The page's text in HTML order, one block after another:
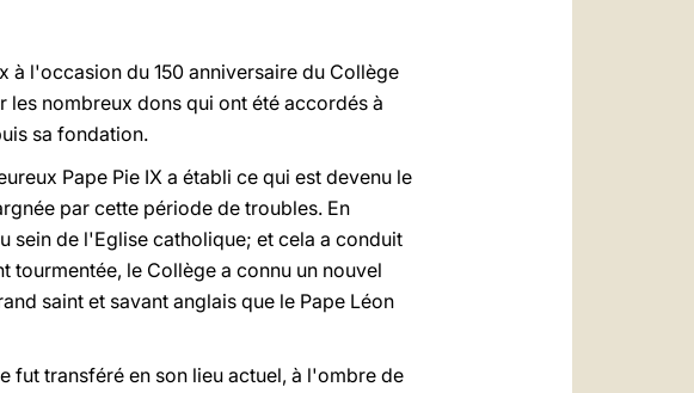
à l'occasion du 150 anniversaire du Collège
nombreux dons qui ont été accordés à
sa fondation.
Pape Pie IX a établi ce qui est devenu le
par cette période de troubles. En
sein de l'Eglise catholique; et cela a conduit
tourmentée, le Collège a connu un nouvel
saint et savant anglais que le Pape Léon
fut transféré en son lieu actuel, à l'ombre de